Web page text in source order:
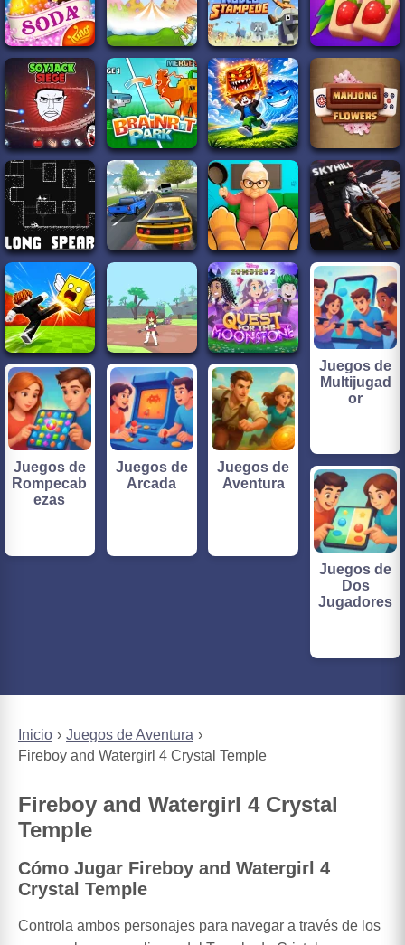
Inicio
Juegos de Aventura
Fireboy and Watergirl 4 Crystal Temple
Fireboy and Watergirl 4 Crystal
Temple
Cómo Jugar Fireboy and Watergirl 4
Crystal Temple
Controla ambos personajes para navegar a través de los
Juegos de
Multijugad
or
Juegos de
Rompecab
ezas
Juegos de
Arcada
Juegos de
Aventura
Juegos de
Dos
Jugadores